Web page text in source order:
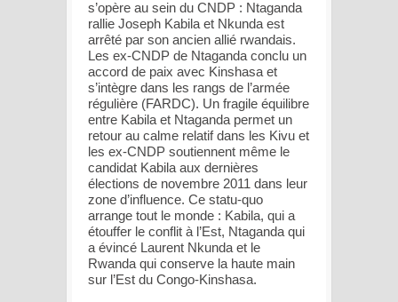
s’opère au sein du CNDP : Ntaganda
rallie Joseph Kabila et Nkunda est
arrêté par son ancien allié rwandais.
Les ex-CNDP de Ntaganda conclu un
accord de paix avec Kinshasa et
s’intègre dans les rangs de l’armée
régulière (FARDC). Un fragile équilibre
entre Kabila et Ntaganda permet un
retour au calme relatif dans les Kivu et
les ex-CNDP soutiennent même le
candidat Kabila aux dernières
élections de novembre 2011 dans leur
zone d’influence. Ce statu-quo
arrange tout le monde : Kabila, qui a
étouffer le conflit à l’Est, Ntaganda qui
a évincé Laurent Nkunda et le
Rwanda qui conserve la haute main
sur l’Est du Congo-Kinshasa.